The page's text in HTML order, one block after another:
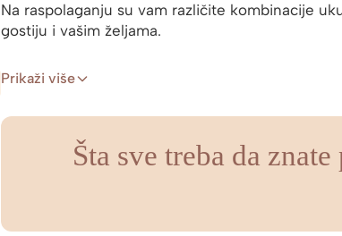
Na raspolaganju su vam različite kombinacije
gostiju i vašim željama.
Prikaži više
Šta sve treba da